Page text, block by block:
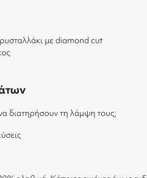
με diamond cut
διατηρήσουν τη λάμψη τους;